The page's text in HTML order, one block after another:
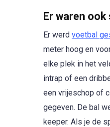
Er waren
Er werd voetbal
meter hoog en
elke plek in het
intrap of een
een vrijeschop of
gegeven. De bal
keeper. Als je de